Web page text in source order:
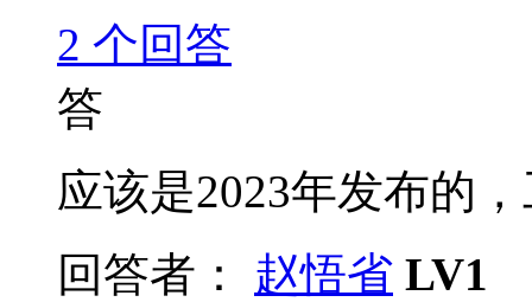
2 个回答
答
应该是2023年发布的
回答者：
赵悟省 LV1